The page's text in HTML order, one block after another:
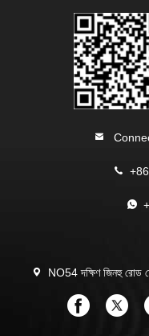
NO54 দক্ষিণ জিনহু রোড